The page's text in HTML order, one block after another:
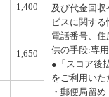
1,400
1,650
及び代金回収
ビスに関す
電話番号、
供の手段:専
●「スコア後
をご利用い
・郵便局留